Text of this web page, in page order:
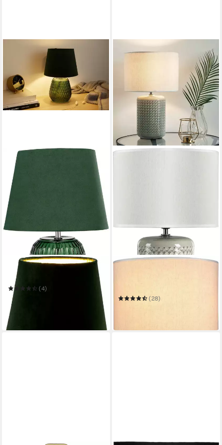
PAULEEN
Tischleuchte Crystal Velours
(4)
51,26 €
-23%
in 2-3 Werktagen bei dir
(28)